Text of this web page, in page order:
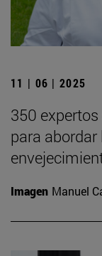
11 | 06 | 2025
350
para
Imagen Manuel